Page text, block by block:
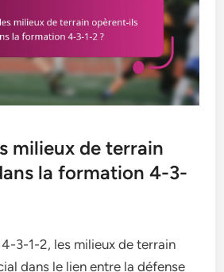
milieux de terrain
la formation 4-3-
3-1-2, les milieux de terrain
dans le lien entre la défense